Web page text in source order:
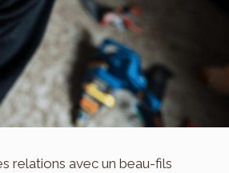
relations avec un beau-fils